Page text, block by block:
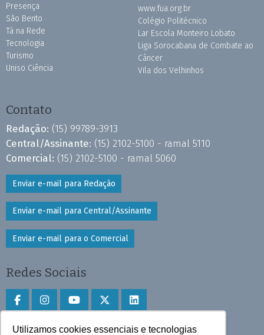
Utilizamos cookies essenciais e tecnologias
Presença
São Bento
Tá na Rede
Tecnologia
Turismo
Uniso Ciência
www.fua.org.br
Colégio Politécnico
Lar Escola Monteiro Lobato
Liga Sorocabana de Combate ao
Câncer
Vila dos Velhinhos
Contato
Redação: (15) 99789-3913
Central/Assinante: (15) 2102-5100 - ramal 5110
Comercial: (15) 2102-5100 - ramal 5060
Enviar e-mail para Redação
Enviar e-mail para Central/Assinante
Enviar e-mail para o Comercial
Redes Sociais